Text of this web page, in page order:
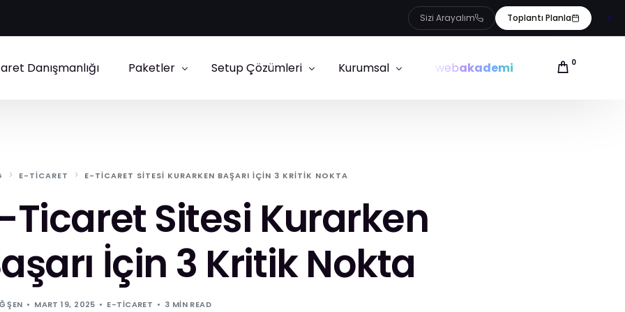
Sizi Arayalım Toplantı Planla
Danışmanlığı Paketler Setup Çözümleri
Ticimax Setup
ikas Setup
Kurumsal
Ekibimiz
İletişim
Uygulamalar
E-ticaret Sözlüğü
webakademi 0
E-TICARET E-TICARET SITESI KURARKEN BAŞARI İÇIN 3 KRITIK NOKTA
Ticaret Sitesi Kurarken
İçin 3 Kritik Nokta
ŞEN MART 19, 2025 E-TICARET 3 MIN READ